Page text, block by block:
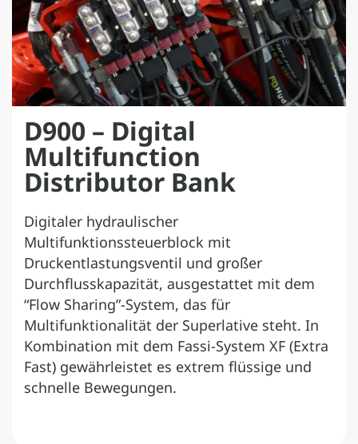
D900 – Digital
Multifunction
Distributor Bank
Digitaler hydraulischer
Multifunktionssteuerblock mit
Druckentlastungsventil und großer
Durchflusskapazität, ausgestattet mit dem
“Flow Sharing”-System, das für
Multifunktionalität der Superlative steht. In
Kombination mit dem Fassi-System XF (Extra
Fast) gewährleistet es extrem flüssige und
schnelle Bewegungen.